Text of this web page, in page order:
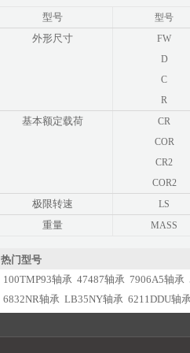
型号 型号
外形尺寸
FW
D
C
R
基本额定载荷
CR
COR
CR2
COR2
极限转速 LS
重量 MASS
热门型号
100TMP93轴承 47487轴承 7906A5轴承
6832NR轴承 LB35NY轴承 6211DDU轴